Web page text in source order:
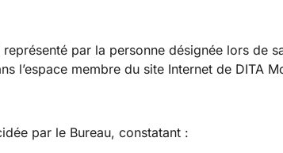
par la personne désignée lors de
l’espace membre du site Internet de DITA
par le Bureau, constatant :